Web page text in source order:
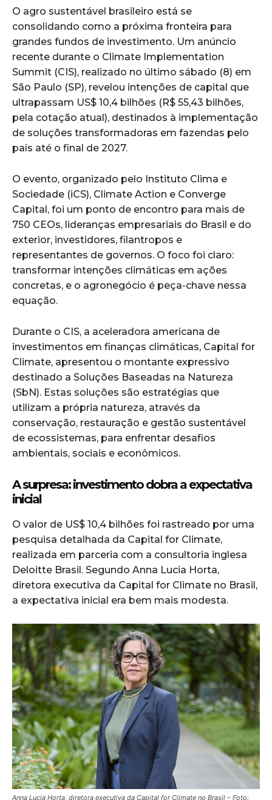
O agro sustentável brasileiro está se
consolidando como a próxima fronteira para
grandes fundos de investimento. Um anúncio
recente durante o Climate Implementation
Summit (CIS), realizado no último sábado (8) em
São Paulo (SP), revelou intenções de capital que
ultrapassam US$ 10,4 bilhões (R$ 55,43 bilhões,
pela cotação atual), destinados à implementação
de soluções transformadoras em fazendas pelo
país até o final de 2027.
O evento, organizado pelo Instituto Clima e
Sociedade (iCS), Climate Action e Converge
Capital, foi um ponto de encontro para mais de
750 CEOs, lideranças empresariais do Brasil e do
exterior, investidores, filantropos e
representantes de governos. O foco foi claro:
transformar intenções climáticas em ações
concretas, e o agronegócio é peça-chave nessa
equação.
Durante o CIS, a aceleradora americana de
investimentos em finanças climáticas, Capital for
Climate, apresentou o montante expressivo
destinado a Soluções Baseadas na Natureza
(SbN). Estas soluções são estratégias que
utilizam a própria natureza, através da
conservação, restauração e gestão sustentável
de ecossistemas, para enfrentar desafios
ambientais, sociais e econômicos.
A surpresa: investimento dobra a expectativa
inicial
O valor de US$ 10,4 bilhões foi rastreado por uma
pesquisa detalhada da Capital for Climate,
realizada em parceria com a consultoria inglesa
Deloitte Brasil. Segundo Anna Lucia Horta,
diretora executiva da Capital for Climate no Brasil,
a expectativa inicial era bem mais modesta.
Anna Lucia Horta, diretora executiva da Capital for Climate no Brasil – Foto: